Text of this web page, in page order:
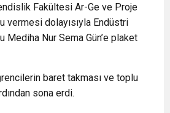
Fakültesi Ar-Ge ve Proje
vermesi dolayısıyla Endüstri
Mediha Nur Sema Gün’e plaket
baret takması ve toplu
sona erdi.